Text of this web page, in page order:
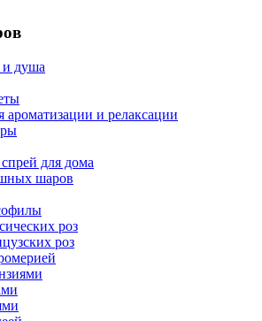
и душа
ароматизации и релаксации
для дома
шаров
роз
роз